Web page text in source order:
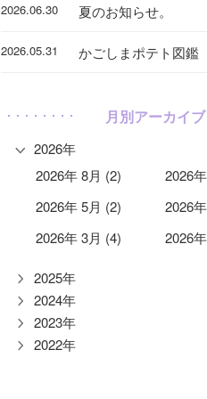
2026.06.30 夏のお知らせ。
2026.05.31 かごしまポテト図鑑
月別アーカイブ
2026年
2026年 8月 (2)
2026
2026年 5月 (2)
2026
2026年 3月 (4)
2026
2025年
2024年
2023年
2022年